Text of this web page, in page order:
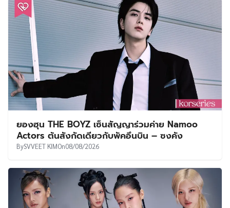
ยองฮุน THE BOYZ เซ็นสัญญาร่วมค่าย Namoo
Actors ต้นสังกัดเดียวกับพัคอึนบิน – ซงคัง
BySVVEET KIMOn08/08/2026